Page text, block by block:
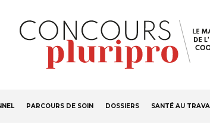
principale
PARCOURS DE SOIN DOSSIERS SANTÉ AU